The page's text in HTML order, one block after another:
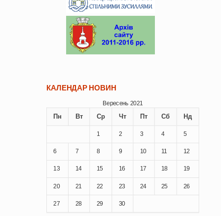
КАЛЕНДАР НОВИН
Вересень 2021
Пн Вт Ср Чт Пт Сб Нд
1 2 3 4 5
6 7 8 9 10 11 12
13 14 15 16 17 18 19
20 21 22 23 24 25 26
27 28 29 30